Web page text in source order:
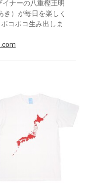
ナーの八重樫王明
き）が毎日を楽しく
コボコ生み出しま